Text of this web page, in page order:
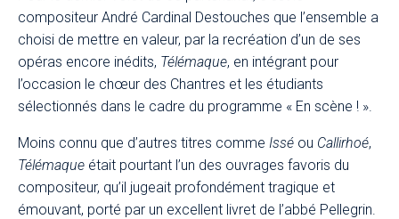
compositeur André Cardinal Destouches que l’ensemble a
choisi de mettre en valeur, par la recréation d’un de ses
opéras encore inédits, Télémaque, en intégrant pour
l’occasion le chœur des Chantres et les étudiants
sélectionnés dans le cadre du programme « En scène ! ».
Moins connu que d’autres titres comme Issé ou Callirhoé,
Télémaque était pourtant l’un des ouvrages favoris du
compositeur, qu’il jugeait profondément tragique et
émouvant, porté par un excellent livret de l’abbé Pellegrin.